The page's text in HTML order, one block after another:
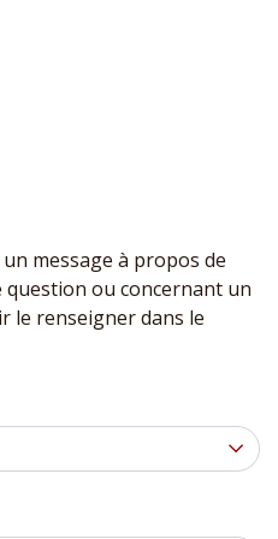
message à propos de
ou concernant un
le renseigner dans le